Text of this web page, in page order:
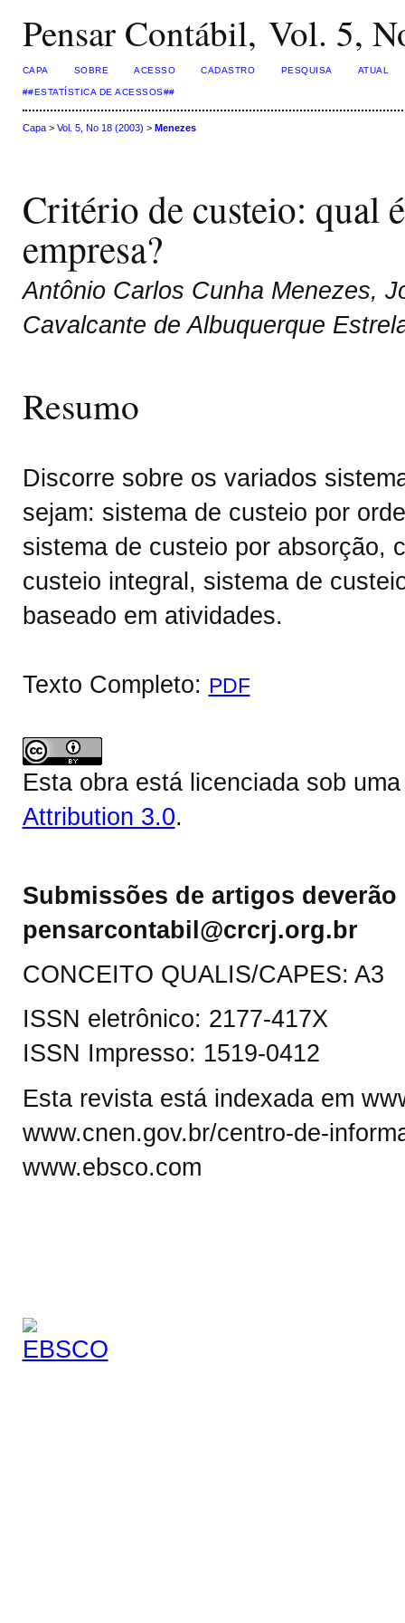
Pensar Contábil, Vol. 5,
CAPA SOBRE ACESSO CADASTRO PESQUISA ATUAL
##ESTATÍSTICA DE ACESSOS##
Capa> Vol. 5, No 18 (2003) > Menezes
Critério de custeio: qual
empresa?
Antônio Carlos Cunha Menezes,
Cavalcante de Albuquerque
Resumo
Discorre sobre os variados
sejam: sistema de custeio por
sistema de custeio por absorção,
custeio integral, sistema de
baseado em atividades.
Texto Completo: PDF
Esta obra está licenciada sob
Attribution 3.0.
Submissões de artigos
pensarcontabil@crcrj.org.br
CONCEITO QUALIS/CAPES: A3
ISSN eletrônico: 2177-417X
ISSN Impresso: 1519-0412
Esta revista está indexada em
www.cnen.gov.br/centro-de-
www.ebsco.com